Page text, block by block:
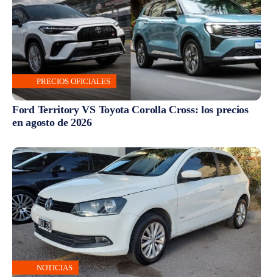
PRECIOS OFICIALES
Ford Territory VS Toyota Corolla Cross: los precios
en agosto de 2026
NOTICIAS